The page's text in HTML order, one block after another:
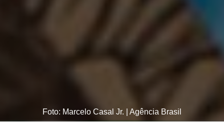
Foto: Marcelo Casal Jr. | Agência Brasil